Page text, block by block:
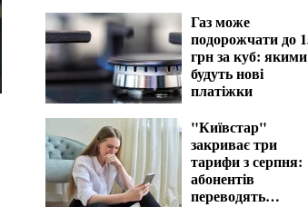
Газ може
подорожчати до
грн за куб: якими
будуть нові
платіжки
"Київстар"
закриває три
тарифи з серпня:
абонентів
переводять